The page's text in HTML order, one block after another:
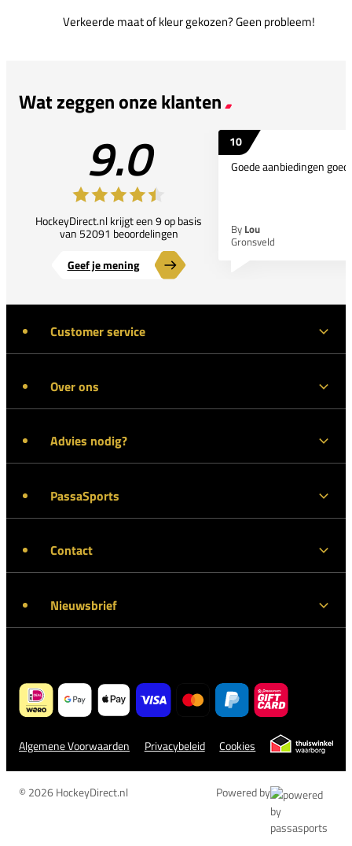
Verkeerde maat of kleur gekozen? Geen probleem!
Wat zeggen onze klanten
9.0
HockeyDirect.nl krijgt een 9 op basis
van 52091 beoordelingen
Geef je mening
10
Goede aanbiedingen
By Lou
Gronsveld
Customer service
Over ons
Advies nodig?
PassaSports
Contact
Nieuwsbrief
Algemene Voorwaarden Privacybeleid Cookies
© 2026 HockeyDirect.nl Powered by